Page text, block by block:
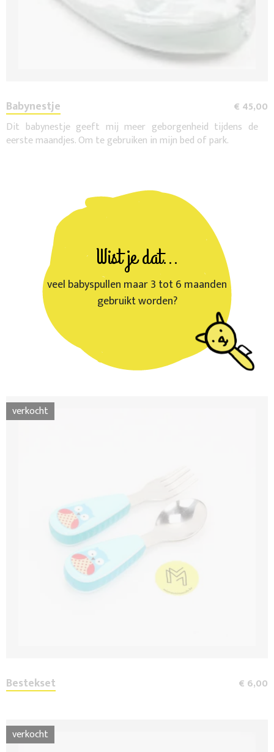
Babynestje
€ 45,00
Dit babynestje geeft mij meer geborgenheid tijdens de
eerste maandjes. Om te gebruiken in mijn bed of park.
Wist je dat...
veel babyspullen maar 3 tot 6 maanden
gebruikt worden?
verkocht
Bestekset € 6,00
verkocht